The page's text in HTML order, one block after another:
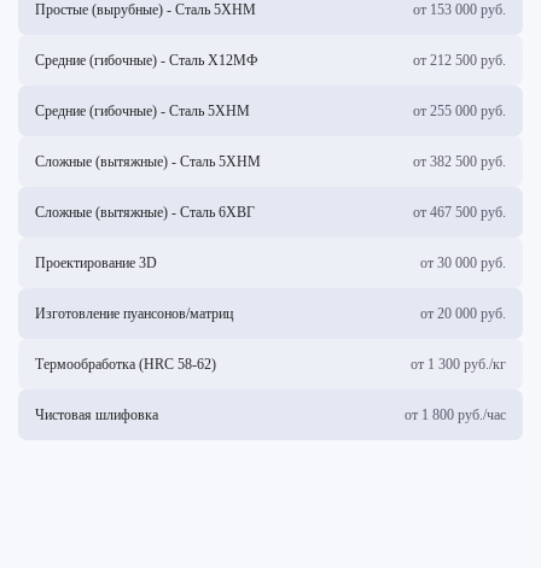
Простые (вырубные) - Сталь 5ХНМ от 153 000 руб.
Средние (гибочные) - Сталь Х12МФ от 212 500 руб.
Средние (гибочные) - Сталь 5ХНМ от 255 000 руб.
Сложные (вытяжные) - Сталь 5ХНМ от 382 500 руб.
Сложные (вытяжные) - Сталь 6ХВГ от 467 500 руб.
Проектирование 3D от 30 000 руб.
Изготовление пуансонов/матриц от 20 000 руб.
Термообработка (HRC 58-62) от 1 300 руб./кг
Чистовая шлифовка от 1 800 руб./час